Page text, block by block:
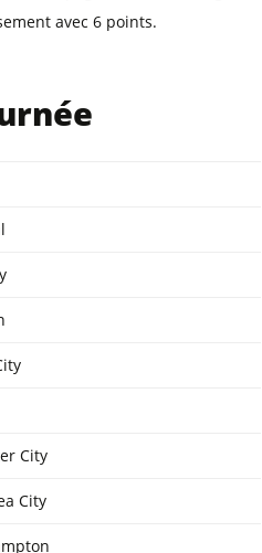
avec 6 points.
City
City